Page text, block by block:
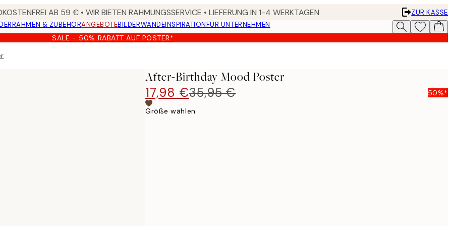
AB 59 € • WIR BIETEN RAHMUNGSSERVICE • LIEFERUNG IN 1-4 WERKTAGEN
ZUR KASSE
RAHMEN & ZUBEHÖRANGEBOTEBILDERWÄNDEINSPIRATIONFÜR UNTERNEHMEN
SALE - 50% RABATT AUF POSTER*
After-Birthday Mood Poster
17,98 €35,95 € 50%*
Größe wählen